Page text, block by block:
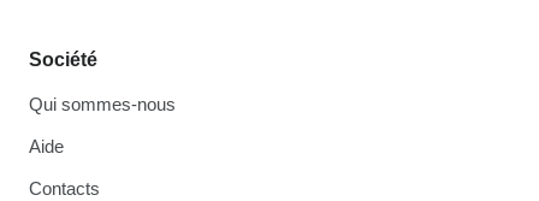
Société
Qui sommes-nous
Aide
Contacts